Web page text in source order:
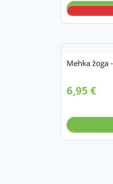
Mehka žoga
6,95 €